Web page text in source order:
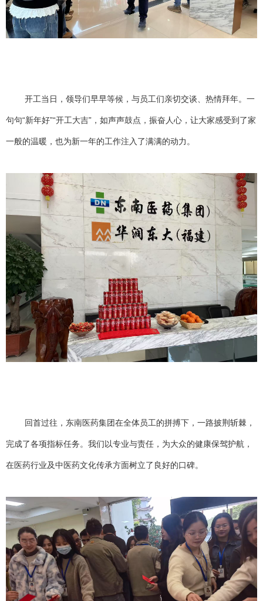
开工当日，领导们早早等候，与员工们亲切交谈、热情拜年。一
句句“新年好”“开工大吉”，如声声鼓点，振奋人心，让大家感受到了家
一般的温暖，也为新一年的工作注入了满满的动力。
回首过往，东南医药集团在全体员工的拼搏下，一路披荆斩棘，
完成了各项指标任务。我们以专业与责任，为大众的健康保驾护航，
在医药行业及中医药文化传承方面树立了良好的口碑。